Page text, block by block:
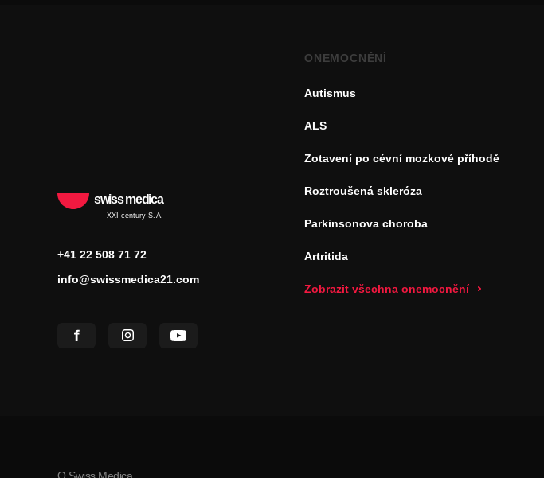
swiss medica
XXI century S.A.
+41 22 508 71 72
info@swissmedica21.com
ONEMOCNĚNÍ
Autismus
ALS
Zotavení po cévní mozkové příhodě
Roztroušená skleróza
Parkinsonova choroba
Artritida
Zobrazit všechna onemocnění
O Swiss Medica